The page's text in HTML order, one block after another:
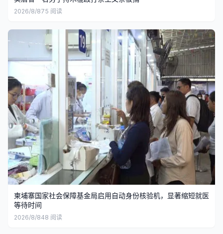
2026/8/875 阅读
柬埔寨国家社会保障基金局启用自动身份核验机，显著缩短就医
等待时间
2026/8/848 阅读